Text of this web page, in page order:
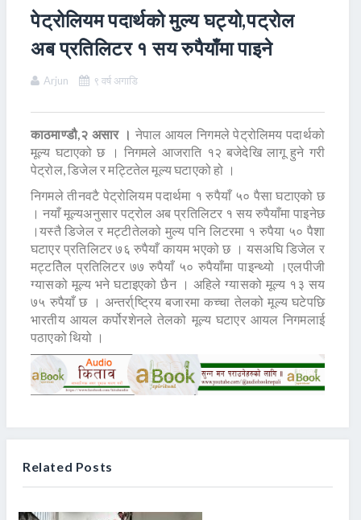
पेट्रोलियम पदार्थको मुल्य घट्यो,पट्रोल
अब प्रतिलिटर १ सय रुपैयाँमा पाइने
Arjun ९ वर्ष अगाडि
काठमाण्डौ,२ असार । नेपाल आयल निगमले पेट्रोलिमय पदार्थको
मूल्य घटाएको छ । निगमले आजराति १२ बजेदेखि लागू हुने गरी
पेट्रोल, डिजेल र मट्टितेल मूल्य घटाएको हो ।
निगमले तीनवटै पेट्रोलियम पदार्थमा १ रुपैयाँ ५० पैसा घटाएको छ
। नयाँ मूल्यअनुसार पट्रोल अब प्रतिलिटर १ सय रुपैयाँमा पाइनेछ
।यस्तै डिजेल र मट्टीतेलको मुल्य पनि लिटरमा १ रुपैया ५० पैशा
घटाएर प्रतिलिटर ७६ रुपैयाँ कायम भएको छ । यसअघि डिजेल र
मट्टतिेल प्रतिलिटर ७७ रुपैयाँ ५० रुपैयाँमा पाइन्थ्यो ।एलपीजी
ग्यासको मूल्य भने घटाइएको छैन । अहिले ग्यासको मूल्य १३ सय
७५ रुपैयाँ छ । अन्तर्रा्ष्ट्रिय बजारमा कच्चा तेलको मूल्य घटेपछि
भारतीय आयल कर्पोरशेनले तेलको मूल्य घटाएर आयल निगमलाई
पठाएको थियो ।
Related Posts